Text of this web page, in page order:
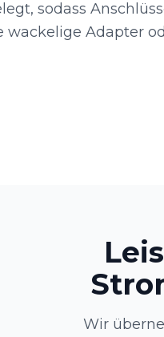
sodass
wackelige Adapter
Wir